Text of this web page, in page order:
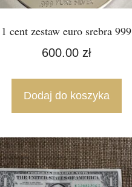
1 cent zestaw euro srebra 999
600.00 zł
Dodaj do koszyka